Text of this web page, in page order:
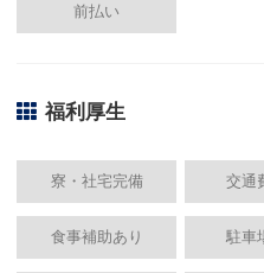
前払い
福利厚生
寮・社宅完備 交通
食事補助あり 駐車